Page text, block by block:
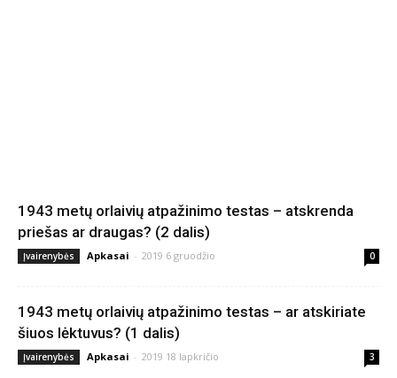
1943 metų orlaivių atpažinimo testas – atskrenda
priešas ar draugas? (2 dalis)
Įvairenybės Apkasai - 2019 6 gruodžio 0
1943 metų orlaivių atpažinimo testas – ar atskiriate
šiuos lėktuvus? (1 dalis)
Įvairenybės Apkasai - 2019 18 lapkričio 3